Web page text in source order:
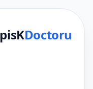
Doctoru